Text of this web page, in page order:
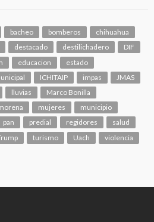
bacheo bomberos
chihuahua
destacado destilichadero
DIF
educacion
estado
ICHITAIP impas
JMAS
lluvias
Marco Bonilla
mujeres
municipio
pan predial regidores
salud
turismo Uach violencia